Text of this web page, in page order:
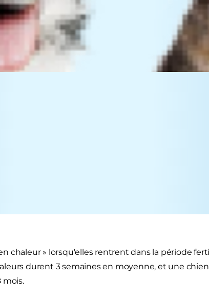
chaleur » lorsqu'elles rentrent dans la période
durent 3 semaines en moyenne, et une
mois.